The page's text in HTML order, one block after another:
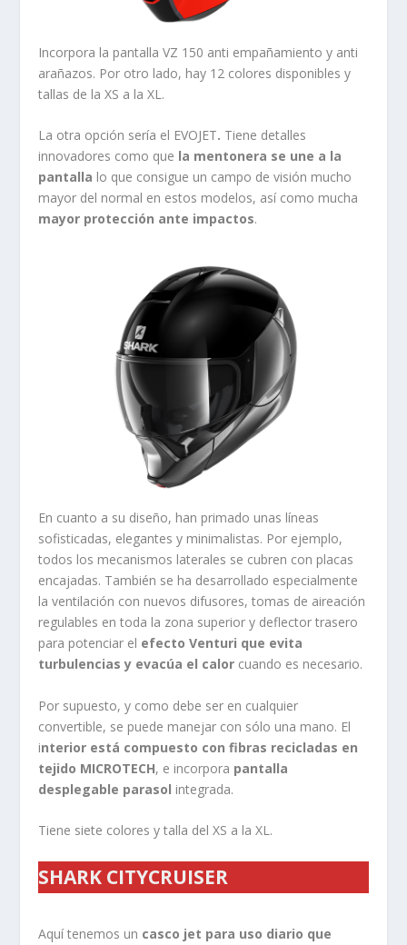
Incorpora la pantalla VZ 150 anti empañamiento y anti
arañazos. Por otro lado, hay 12 colores disponibles y
tallas de la XS a la XL.
La otra opción sería el EVOJET. Tiene detalles
innovadores como que la mentonera se une a la
pantalla lo que consigue un campo de visión mucho
mayor del normal en estos modelos, así como mucha
mayor protección ante impactos.
En cuanto a su diseño, han primado unas líneas
sofisticadas, elegantes y minimalistas. Por ejemplo,
todos los mecanismos laterales se cubren con placas
encajadas. También se ha desarrollado especialmente
la ventilación con nuevos difusores, tomas de aireación
regulables en toda la zona superior y deflector trasero
para potenciar el efecto Venturi que evita
turbulencias y evacúa el calor cuando es necesario.
Por supuesto, y como debe ser en cualquier
convertible, se puede manejar con sólo una mano. El
interior está compuesto con fibras recicladas en
tejido MICROTECH, e incorpora pantalla
desplegable parasol integrada.
Tiene siete colores y talla del XS a la XL.
SHARK CITYCRUISER
Aquí tenemos un casco jet para uso diario que